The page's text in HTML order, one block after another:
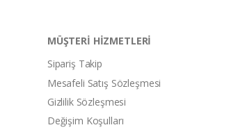
MÜŞTERİ HİZMETLERİ
Sipariş Takip
Mesafeli Satış Sözleşmesi
Gizlilik Sözleşmesi
Değişim Koşulları